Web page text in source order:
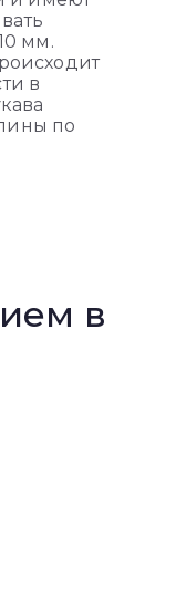
мм.
в
по
в